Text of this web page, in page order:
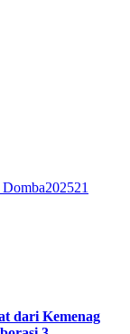
Domba202521
dari Kemenag